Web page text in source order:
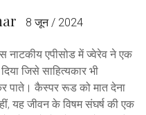
8 जून / 2024
एपीसोड में ज्वेरेव ने एक
जिसे साहित्यकार भी
पाते। कैस्पर रूड को मात देना
यह जीवन के विषम संघर्ष की एक